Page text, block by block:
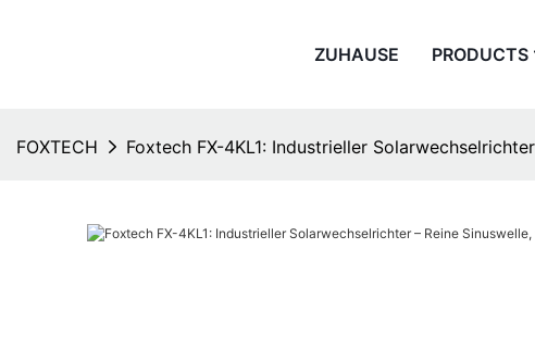
ZUHAUSE PRODUCTS
FOXTECH Foxtech FX-4KL1: Industrieller